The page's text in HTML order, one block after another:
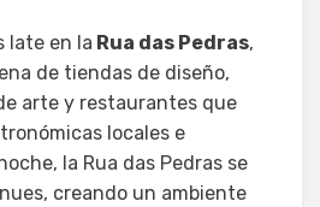
late en la Rua das Pedras,
de tiendas de diseño,
arte y restaurantes que
locales e
la Rua das Pedras se
creando un ambiente